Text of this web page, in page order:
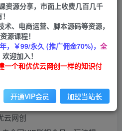
VIP影视会员，玩法揭
关注 私信
资源分享，市面上收费几百几千
、电商运营、脚本源码等资源，
源课程！
，￥99/永久 (推广佣金70%)， 全
迎加入！
一个和优优云网创一样的知识付
开通VIP会员 加盟当站长